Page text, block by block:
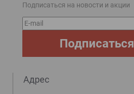
Подписаться на новости и акции
E-
mail
Подписаться
Адрес